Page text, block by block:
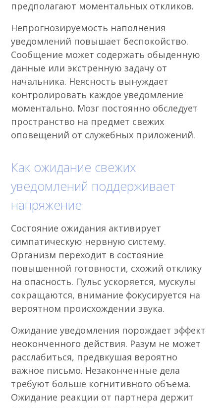
предполагают моментальных откликов.
Непрогнозируемость наполнения
уведомлений повышает беспокойство.
Сообщение может содержать обыденную
данные или экстренную задачу от
начальника. Неясность вынуждает
контролировать каждое уведомление
моментально. Мозг постоянно обследует
пространство на предмет свежих
оповещений от служебных приложений.
Как ожидание свежих
уведомлений поддерживает
напряжение
Состояние ожидания активирует
симпатическую нервную систему.
Организм переходит в состояние
повышенной готовности, схожий отклику
на опасность. Пульс ускоряется, мускулы
сокращаются, внимание фокусируется на
вероятном происхождении звука.
Ожидание уведомления порождает эффект
неоконченного действия. Разум не может
расслабиться, предвкушая вероятно
важное письмо. Незаконченные дела
требуют больше когнитивного объема.
Ожидание реакции от партнера держит